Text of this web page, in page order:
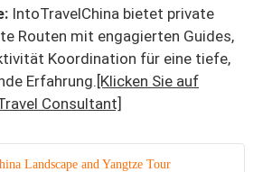
IntoTravelChina bietet private
Routen mit engagierten Guides,
Koordination für eine tiefe,
Erfahrung. [Klicken Sie auf
Consultant]
Landscape and Yangtze Tour